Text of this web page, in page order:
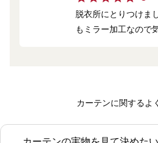
脱衣所にとりつけま
もミラー加工なので
カーテンに関するよ